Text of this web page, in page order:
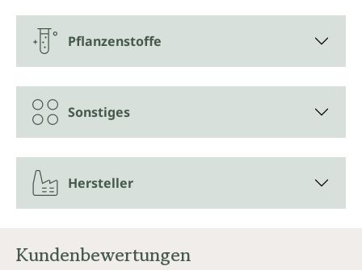
Pflanzenstoffe
Sonstiges
Hersteller
Kundenbewertungen